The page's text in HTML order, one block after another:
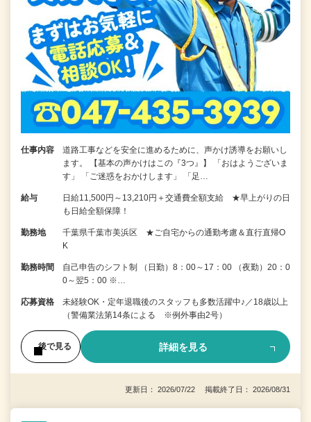
仕事内容
道路工事などを安全に進めるために、声かけ誘導をお願いし
ます。 【基本の声かけはこの『3つ』】 「おはようございま
す」 「ご迷惑をおかけします」 「足…
給与
日給11,500円～13,210円＋交通費全額支給 ★早上がりの日
も日給全額保障！
勤務地
千葉県千葉市美浜区 ★ご自宅からの通勤考慮＆直行直帰O
K
勤務時間
自己申告のシフト制 （日勤）8：00～17：00 （夜勤）20：0
0～翌5：00 ※…
応募資格
未経験OK・定年退職後のスタッフも多数活躍中♪／18歳以上
（警備業法第14条による ※例外事由2号）
後で見る 詳細を見る
更新日： 2026/07/22 掲載終了日： 2026/08/31